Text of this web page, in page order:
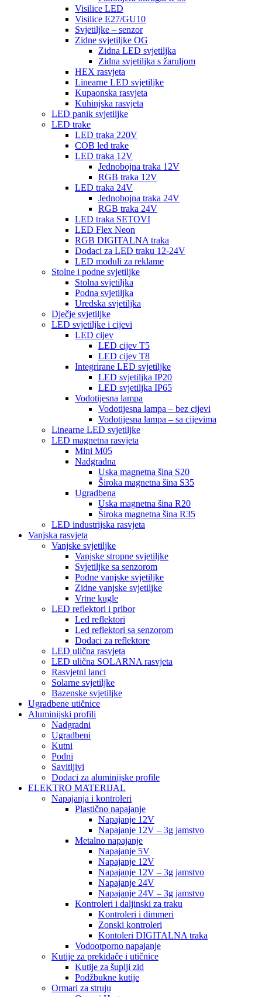
Visilice LED
Visilice E27/GU10
Svjetiljke – senzor
Zidne svjetiljke OG
Zidna LED svjetiljka
Zidna svjetiljka s žaruljom
HEX rasvjeta
Linearne LED svjetiljke
Kupaonska rasvjeta
Kuhinjska rasvjeta
LED panik svjetiljke
LED trake
LED traka 220V
COB led trake
LED traka 12V
Jednobojna traka 12V
RGB traka 12V
LED traka 24V
Jednobojna traka 24V
RGB traka 24V
LED traka SETOVI
LED Flex Neon
RGB DIGITALNA traka
Dodaci za LED traku 12-24V
LED moduli za reklame
Stolne i podne svjetiljke
Stolna svjetiljka
Podna svjetiljka
Uredska svjetiljka
Dječje svjetiljke
LED svjetiljke i cijevi
LED cijev
LED cijev T5
LED cijev T8
Integrirane LED svjetiljke
LED svjetiljka IP20
LED svjetiljka IP65
Vodotijesna lampa
Vodotijesna lampa – bez cijevi
Vodotijesna lampa – sa cijevima
Linearne LED svjetiljke
LED magnetna rasvjeta
Mini M05
Nadgradna
Uska magnetna šina S20
Široka magnetna šina S35
Ugradbena
Uska magnetna šina R20
Široka magnetna šina R35
LED industrijska rasvjeta
Vanjska rasvjeta
Vanjske svjetiljke
Vanjske stropne svjetiljke
Svjetiljke sa senzorom
Podne vanjske svjetiljke
Zidne vanjske svjetiljke
Vrtne kugle
LED reflektori i pribor
Led reflektori
Led reflektori sa senzorom
Dodaci za reflektore
LED ulična rasvjeta
LED ulična SOLARNA rasvjeta
Rasvjetni lanci
Solarne svjetiljke
Bazenske svjetiljke
Ugradbene utičnice
Aluminijski profili
Nadgradni
Ugradbeni
Kutni
Podni
Savitljivi
Dodaci za aluminijske profile
ELEKTRO MATERIJAL
Napajanja i kontroleri
Plastično napajanje
Napajanje 12V
Napajanje 12V – 3g jamstvo
Metalno napajanje
Napajanje 5V
Napajanje 12V
Napajanje 12V – 3g jamstvo
Napajanje 24V
Napajanje 24V – 3g jamstvo
Kontroleri i daljinski za traku
Kontroleri i dimmeri
Zonski kontroleri
Kontoleri DIGITALNA traka
Vodootporno napajanje
Kutije za prekidače i utičnice
Kutije za šuplji zid
Podžbukne kutije
Ormari za struju